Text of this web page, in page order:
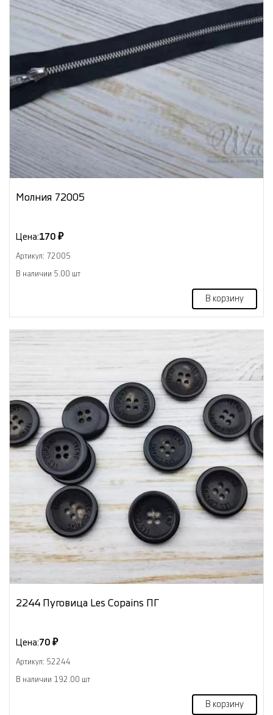
Молния 72005
Цена:170 ₽
Артикул: 72005
В наличии 5.00 шт
В корзину
2244 Пуговица Les Copains ПГ
Цена:70 ₽
Артикул: 52244
В наличии 192.00 шт
В корзину